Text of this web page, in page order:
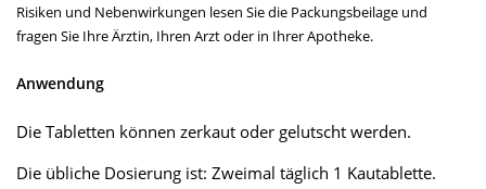
Risiken und Nebenwirkungen lesen Sie die Packungsbeilage und
fragen Sie Ihre Ärztin, Ihren Arzt oder in Ihrer Apotheke.
Anwendung
Die Tabletten können zerkaut oder gelutscht werden.
Die übliche Dosierung ist: Zweimal täglich 1 Kautablette.